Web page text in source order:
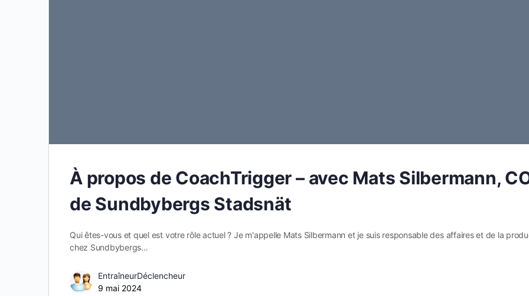
À propos de CoachTrigger – avec Mats Silbermann,
de Sundbybergs Stadsnät
Qui êtes-vous et quel est votre rôle actuel ? Je m'appelle Mats Silbermann et je suis responsable des affaires et de la
chez Sundbybergs…
EntraîneurDéclencheur
9 mai 2024